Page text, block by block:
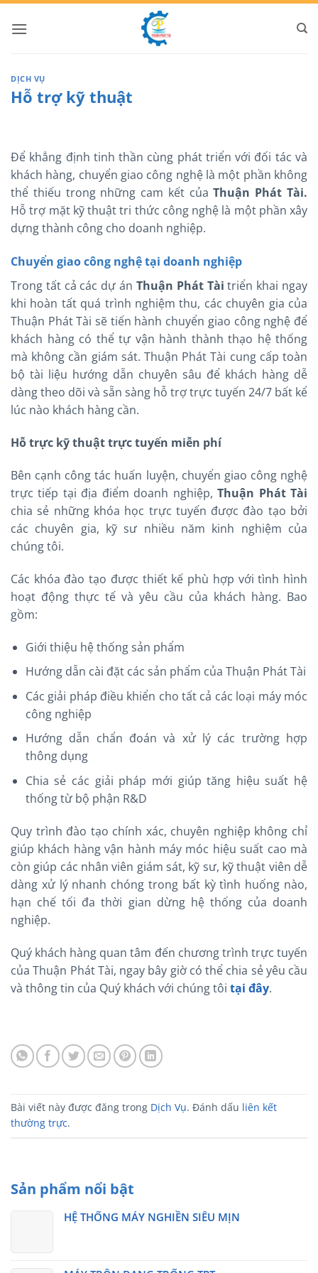
Bỏ
qua
DỊCH VỤ
Hỗ trợ kỹ thuật
Để khẳng định tinh thần cùng phát triển với đối tác và
khách hàng, chuyển giao công nghệ là một phần không
thể thiếu trong những cam kết củaThuận Phát Tài.
Hỗ trợ mặt kỹ thuật tri thức công nghệ là một phần xây
dựng thành công cho doanh nghiệp.
Chuyển giao công nghệ tại doanh nghiệp
Trong tất cả các dự án Thuận Phát Tài triển khai ngay
khi hoàn tất quá trình nghiệm thu, các chuyên gia của
Thuận Phát Tài sẽ tiến hành chuyển giao công nghệ để
khách hàng có thể tự vận hành thành thạo hệ thống
mà không cần giám sát. Thuận Phát Tài cung cấp toàn
bộ tài liệu hướng dẫn chuyên sâu để khách hàng dễ
dàng theo dõi và sẵn sàng hỗ trợ trực tuyến 24/7 bất kể
lúc nào khách hàng cần.
Hỗ trực kỹ thuật trực tuyến miễn phí
Bên cạnh công tác huấn luyện, chuyển giao công nghệ
trực tiếp tại địa điểm doanh nghiệp,Thuận Phát Tài
chia sẻ những khóa học trực tuyến được đào tạo bởi
các chuyên gia, kỹ sư nhiều năm kinh nghiệm của
chúng tôi.
Các khóa đào tạo được thiết kế phù hợp với tình hình
hoạt động thực tế và yêu cầu của khách hàng. Bao
gồm:
Giới thiệu hệ thống sản phẩm
Hướng dẫn cài đặt các sản phẩm của Thuận Phát Tài
Các giải pháp điều khiển cho tất cả các loại máy móc
công nghiệp
Hướng dẫn chẩn đoán và xử lý các trường hợp
thông dụng
Chia sẻ các giải pháp mới giúp tăng hiệu suất hệ
thống từ bộ phận R&D
Quy trình đào tạo chính xác, chuyên nghiệp không chỉ
giúp khách hàng vận hành máy móc hiệu suất cao mà
còn giúp các nhân viên giám sát, kỹ sư, kỹ thuật viên dễ
dàng xử lý nhanh chóng trong bất kỳ tình huống nào,
hạn chế tối đa thời gian dừng hệ thống của doanh
nghiệp.
Quý khách hàng quan tâm đến chương trình trực tuyến
của Thuận Phát Tài, ngay bây giờ có thể chia sẻ yêu cầu
và thông tin của Quý khách với chúng tôi tại đây.
Bài viết này được đăng trong Dịch Vụ. Đánh dấu liên kết
thường trực.
Sản phẩm nổi bật
HỆ THỐNG MÁY NGHIỀN SIÊU MỊN